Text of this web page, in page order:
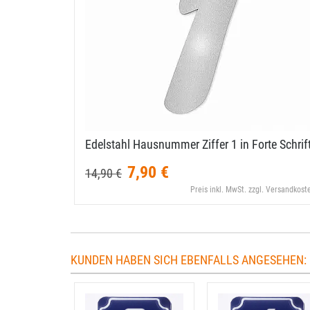
Edelstahl Hausnummer Ziffer 1 in Forte
14,90 € 7,90 €
Preis inkl. MwSt. zzgl.
KUNDEN HABEN SICH EBENFALLS ANGESEHEN: